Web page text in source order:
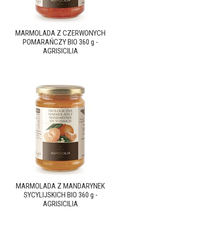
MARMOLADA Z CZERWONYCH
POMARAŃCZY BIO 360 g -
AGRISICILIA
MARMOLADA Z MANDARYNEK
SYCYLIJSKICH BIO 360 g -
AGRISICILIA